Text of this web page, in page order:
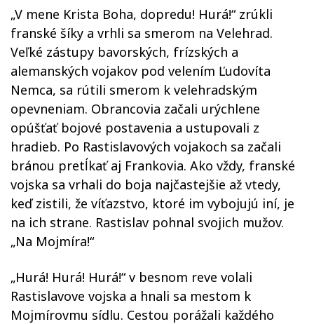
„V mene Krista Boha, dopredu! Hurá!“ zrúkli
franské šíky a vrhli sa smerom na Velehrad.
Veľké zástupy bavorských, frízských a
alemanských vojakov pod velením Ľudovíta
Nemca, sa rútili smerom k velehradským
opevneniam. Obrancovia začali urýchlene
opúšťať bojové postavenia a ustupovali z
hradieb. Po Rastislavových vojakoch sa začali
bránou pretĺkať aj Frankovia. Ako vždy, franské
vojska sa vrhali do boja najčastejšie až vtedy,
keď zistili, že víťazstvo, ktoré im vybojujú iní, je
na ich strane. Rastislav pohnal svojich mužov.
„Na Mojmíra!“
„Hurá! Hurá! Hurá!“ v besnom reve volali
Rastislavove vojska a hnali sa mestom k
Mojmírovmu sídlu. Cestou porážali každého